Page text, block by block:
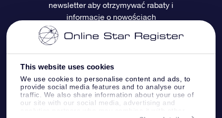
This website uses cookies
We use cookies to personalise content and ads, to
provide social media features and to analyse our
traffic. We also share information about your use of
our site with our social media, advertising and
Recenzje
Karta podarunkowa OSR
Prezenty firmowe
Sprsonalizowana Strona Gwiazdy
One Million Stars
Gwieździsty Wygaszacz Ekranu OSR
Aplikacja VR „Fly me to the stars”
Metody płatności
Dostawa
Polityka zwrotów
Gwiazdozbiorach
newsletter aby otrzymywać rabaty i
informacje o nowościach